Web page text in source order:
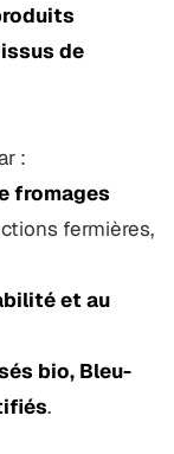
de
:
fromages
fermières,
et au
bio, Bleu-
.